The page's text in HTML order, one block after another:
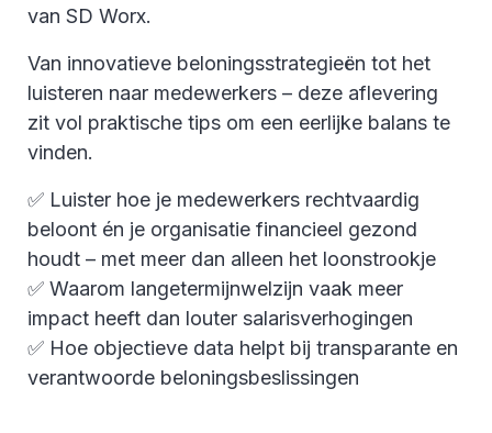
van SD Worx.
Van innovatieve beloningsstrategieën tot het
luisteren naar medewerkers – deze aflevering
zit vol praktische tips om een eerlijke balans te
vinden.
✅ Luister hoe je medewerkers rechtvaardig
beloont én je organisatie financieel gezond
houdt – met meer dan alleen het loonstrookje
✅ Waarom langetermijnwelzijn vaak meer
impact heeft dan louter salarisverhogingen
✅ Hoe objectieve data helpt bij transparante en
verantwoorde beloningsbeslissingen